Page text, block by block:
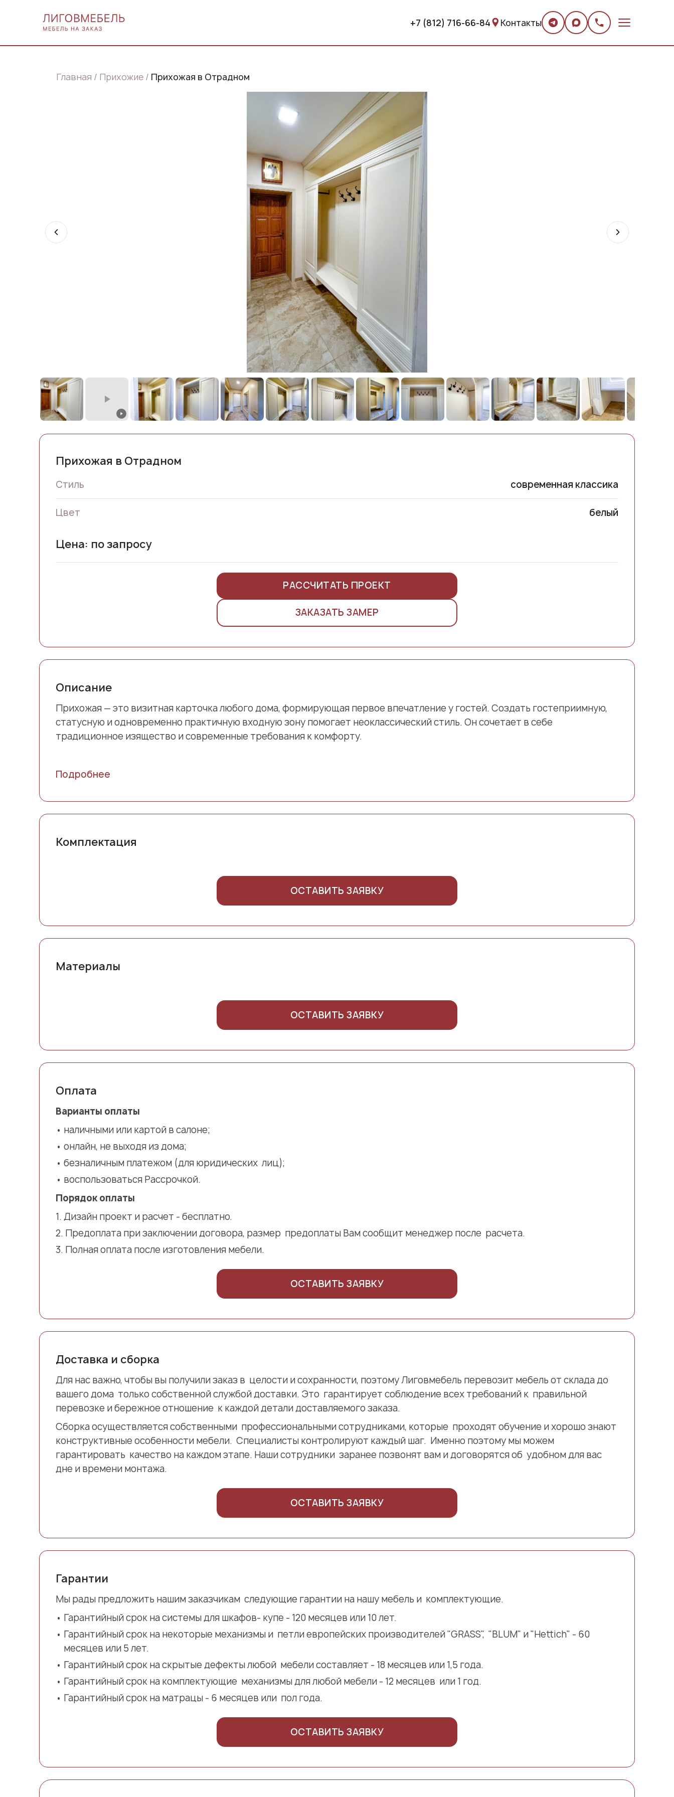
+7 (812) 716-66-84 Контакты
Главная Прихожие Прихожая в Отрадном
Прихожая в Отрадном
Стиль современная классика
Цвет белый
Цена: по запросу
РАССЧИТАТЬ ПРОЕКТ
ЗАКАЗАТЬ ЗАМЕР
Описание
Прихожая — это визитная карточка любого дома, формирующая первое впечатление у гостей. Создать гостеприимную,
статусную и одновременно практичную входную зону помогает неоклассический стиль. Он сочетает в себе
традиционное изящество и современные требования к комфорту.
Подробнее
Комплектация
ОСТАВИТЬ ЗАЯВКУ
Материалы
ОСТАВИТЬ ЗАЯВКУ
Оплата
Варианты оплаты
наличными или картой в салоне;
онлайн, не выходя из дома;
безналичным платежом (для юридических лиц);
воспользоваться Рассрочкой.
Порядок оплаты
Дизайн проект и расчет - бесплатно.
Предоплата при заключении договора, размер предоплаты Вам сообщит менеджер после расчета.
Полная оплата после изготовления мебели.
ОСТАВИТЬ ЗАЯВКУ
Доставка и сборка
Для нас важно, чтобы вы получили заказ в целости и сохранности, поэтому Лиговмебель перевозит мебель от склада до
вашего дома только собственной службой доставки. Это гарантирует соблюдение всех требований к правильной
перевозке и бережное отношение к каждой детали доставляемого заказа.
Сборка осуществляется собственными профессиональными сотрудниками, которые проходят обучение и хорошо знают
конструктивные особенности мебели. Специалисты контролируют каждый шаг. Именно поэтому мы можем
гарантировать качество на каждом этапе. Наши сотрудники заранее позвонят вам и договорятся об удобном для вас
дне и времени монтажа.
ОСТАВИТЬ ЗАЯВКУ
Гарантии
Мы рады предложить нашим заказчикам следующие гарантии на нашу мебель и комплектующие.
Гарантийный срок на системы для шкафов- купе - 120 месяцев или 10 лет.
Гарантийный срок на некоторые механизмы и петли европейских производителей "GRASS", "BLUM" и "Hettich" - 60
месяцев или 5 лет.
Гарантийный срок на скрытые дефекты любой мебели составляет - 18 месяцев или 1,5 года.
Гарантийный срок на комплектующие механизмы для любой мебели - 12 месяцев или 1 год.
Гарантийный срок на матрацы - 6 месяцев или пол года.
ОСТАВИТЬ ЗАЯВКУ